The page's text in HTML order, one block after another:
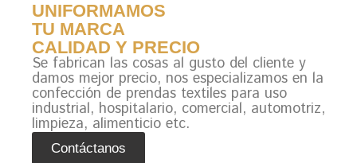
UNIFORMAMOS
TU MARCA
CALIDAD Y PRECIO
Se fabrican las cosas al gusto del cliente y
damos mejor precio, nos especializamos en la
confección de prendas textiles para uso
industrial, hospitalario, comercial, automotriz,
limpieza, alimenticio etc.
Contáctanos